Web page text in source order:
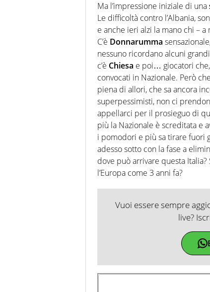
Ma l’impressione iniziale di una
Le difficoltà contro l’Albania,
e anche ieri alzi la mano chi –
C’è Donnarumma
nessuno ricordano alcuni
c’è Chiesa e poi… giocatori
convocati in Nazionale. Però
piena di allori, che sa ancora
superpessimisti, non ci
appellarci per il prosieguo di
più la Nazionale è screditata e
i pomodori e più sa tirare fuori
adesso sotto con la fase a
dove può arrivare questa
l’Europa come 3 anni fa?
Vuoi essere sempre
live?